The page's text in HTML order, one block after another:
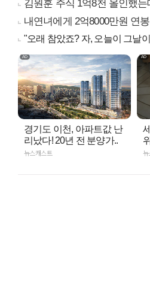
김원훈 주식 1억8천 올인했
내연녀에게 2억8000만원 연
"오래 참았죠? 자, 오늘이 그날
경기도 이천, 아파트값 난
리났다! 20년 전 분양가..
뉴스캐스트 뉴